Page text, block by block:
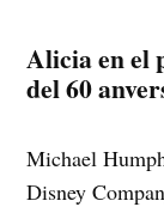
Alicia en el
del 60
Michael
Disney